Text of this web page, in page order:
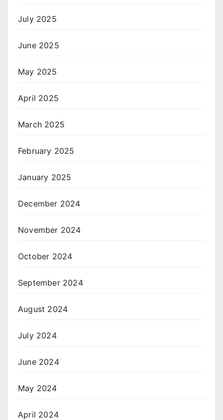
July 2025
June 2025
May 2025
April 2025
March 2025
February 2025
January 2025
December 2024
November 2024
October 2024
September 2024
August 2024
July 2024
June 2024
May 2024
April 2024